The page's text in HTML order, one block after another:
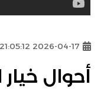
2026-04-17 21:05:12
أحوال